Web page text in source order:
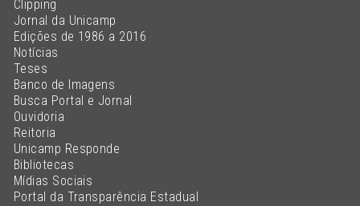
Clipping
Jornal da Unicamp
Edições de 1986 a 2016
Notícias
Teses
Banco de Imagens
Busca Portal e Jornal
Ouvidoria
Reitoria
Unicamp Responde
Bibliotecas
Mídias Sociais
Portal da Transparência Estadual